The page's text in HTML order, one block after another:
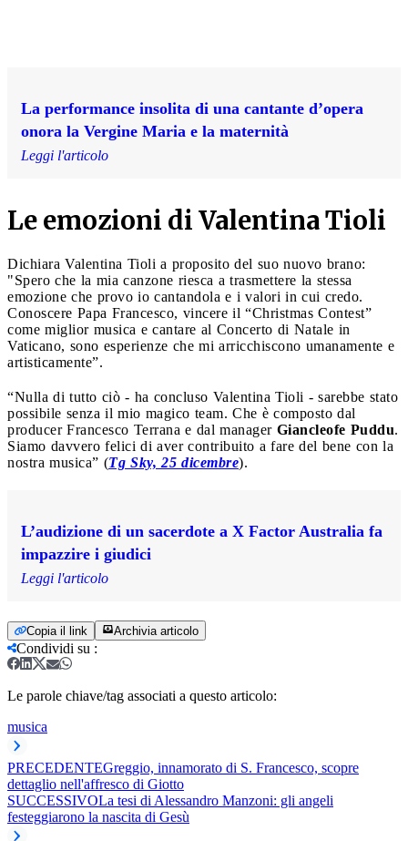
La performance insolita di una cantante d’opera
onora la Vergine Maria e la maternità
Leggi l'articolo
Le emozioni di Valentina Tioli
Dichiara Valentina Tioli a proposito del suo nuovo brano:
"Spero che la mia canzone riesca a trasmettere la stessa
emozione che provo io cantandola e i valori in cui credo.
Conoscere Papa Francesco, vincere il “Christmas Contest”
come miglior musica e cantare al Concerto di Natale in
Vaticano, sono esperienze che mi arricchiscono umanamente e
artisticamente”.
“Nulla di tutto ciò - ha concluso Valentina Tioli - sarebbe stato
possibile senza il mio magico team. Che è composto dal
producer Francesco Terrana e dal manager Giancleofe Puddu.
Siamo davvero felici di aver contribuito a fare del bene con la
nostra musica” (Tg Sky, 25 dicembre).
L’audizione di un sacerdote a X Factor Australia fa
impazzire i giudici
Leggi l'articolo
Copia il link Archivia articolo
Condividi su :
Le parole chiave/tag associati a questo articolo:
musica
PRECEDENTEGreggio, innamorato di S. Francesco, scopre
dettaglio nell'affresco di Giotto
SUCCESSIVOLa tesi di Alessandro Manzoni: gli angeli
festeggiarono la nascita di Gesù